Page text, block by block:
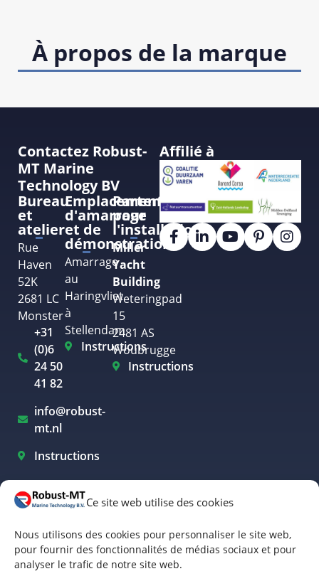
Ce site web utilise des cookies
Nous utilisons des cookies pour personnaliser le site web,
pour fournir des fonctionnalités de médias sociaux et pour
analyser le trafic de notre site web.
À propos de la marque
Contactez Robust-
MT Marine
Technology BV
Bureau
et
atelier
Rue
Haven
52K
2681 LC
Monster
+31
(0)6
24 50
41 82
info@robust-
mt.nl
Instructions
Emplacement
d'amarrage
et de
démonstration
Amarrage
au
Haringvliet
à
Stellendam
Instructions
Partenaire
pour
l'installation
Miller
Yacht
Building
Weteringpad
15
2481 AS
Woubrugge
Instructions
Affilié à
Navigation électrique Westland
Navigation électrique à Rotterdam
Navigation de plaisance électrique à Amsterdam